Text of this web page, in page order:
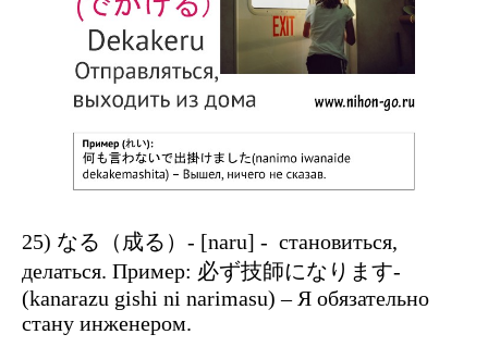
25) なる（成る）- [naru] - становиться,
делаться. Пример: 必ず技師になります-
(kanarazu gishi ni narimasu) – Я обязательно
стану инженером.